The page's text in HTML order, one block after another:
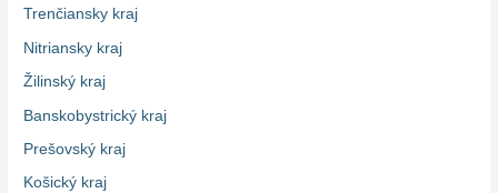
Trenčiansky kraj
Nitriansky kraj
Žilinský kraj
Banskobystrický kraj
Prešovský kraj
Košický kraj